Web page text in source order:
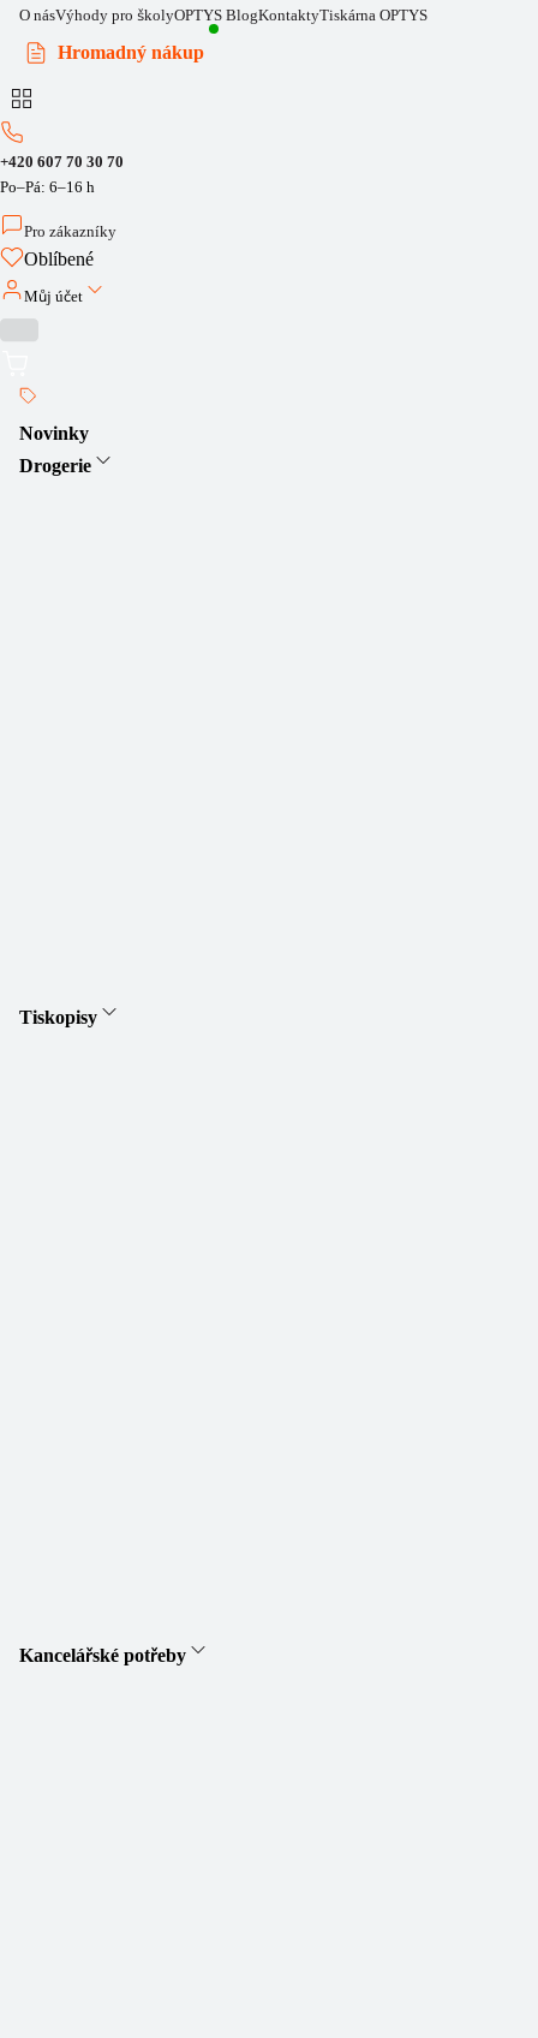
O násVýhody pro školyOPTYS BlogKontaktyTiskárna OPTYS
Hromadný nákup
+420 607 70 30 70
Po–Pá: 6–16 h
Pro zákazníky
Oblíbené
Můj účet
Novinky
Drogerie
Tiskopisy
Kancelářské potřeby